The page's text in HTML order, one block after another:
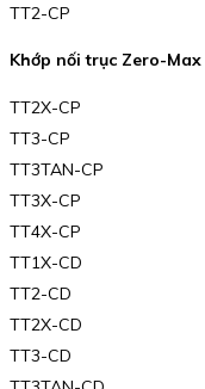
TT2-CP
Khớp nối trục Zero-Max
TT2X-CP
TT3-CP
TT3TAN-CP
TT3X-CP
TT4X-CP
TT1X-CD
TT2-CD
TT2X-CD
TT3-CD